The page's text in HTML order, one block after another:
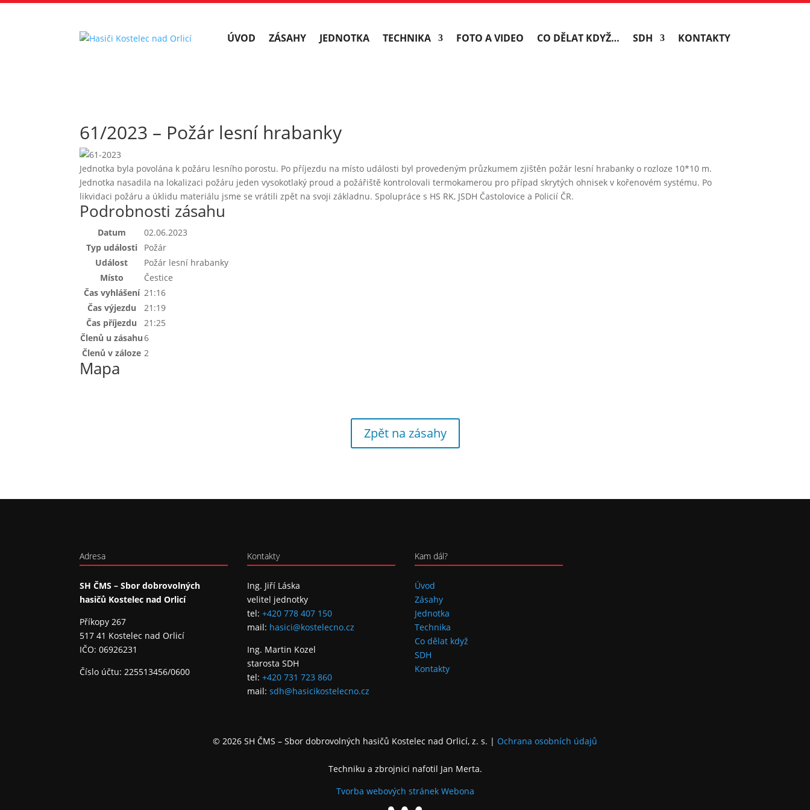
ÚVOD ZÁSAHY JEDNOTKA TECHNIKA FOTO A VIDEO CO DĚLAT KDYŽ… SDH KONTAKTY
61/2023 – Požár lesní hrabanky
Jednotka byla povolána k požáru lesního porostu. Po příjezdu na místo události byl provedeným průzkumem zjištěn požár lesní hrabanky o rozloze 10*10 m.
Jednotka nasadila na lokalizaci požáru jeden vysokotlaký proud a požářiště kontrolovali termokamerou pro případ skrytých ohnisek v kořenovém systému. Po
likvidaci požáru a úklidu materiálu jsme se vrátili zpět na svoji základnu. Spolupráce s HS RK, JSDH Častolovice a Policií ČR.
Podrobnosti zásahu
Datum
02.06.2023
Typ události
Požár
Událost
Požár lesní hrabanky
Místo
Čestice
Čas vyhlášení 21:16
Čas výjezdu
21:19
Čas příjezdu
21:25
Členů u zásahu6
Členů v záloze 2
Mapa
Zpět na zásahy
Adresa
SH ČMS – Sbor dobrovolných
hasičů Kostelec nad Orlicí
Příkopy 267
517 41 Kostelec nad Orlicí
IČO: 06926231
Číslo účtu: 225513456/0600
Kontakty
Ing. Jiří Láska
velitel jednotky
tel:+420 778 407 150
mail: hasici@kostelecno.cz
Ing. Martin Kozel
starosta SDH
tel:+420 731 723 860
mail:sdh@hasicikostelecno.cz
Kam dál?
Úvod
Zásahy
Jednotka
Technika
Co dělat když
SDH
Kontakty
© 2026 SH ČMS – Sbor dobrovolných hasičů Kostelec nad Orlicí, z. s. | Ochrana osobních údajů
Techniku a zbrojnici nafotil Jan Merta.
Tvorba webových stránek Webona